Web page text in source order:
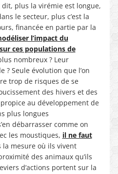
plus la virémie est longue,
le secteur, plus c’est la
financée en partie par la
l’impact du
ces populations de
nombreux ? Leur
Seule évolution que l’on
trop de risques de se
des hivers et des
au développement de
plus longues
débarrasser comme on
les moustiques, il ne faut
la mesure où ils vivent
des animaux qu’ils
d’actions portent sur la